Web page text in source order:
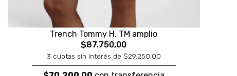
Trench Tommy H. TM amplio
$87.750,00
3 cuotas sin interés de $29.250,00